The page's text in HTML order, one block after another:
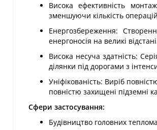
Висока ефективність
зменшуючи кількість
Енергозбереження:
енергоносія на великі
Висока несуча здатність:
ділянки під дорогами з
Уніфікованість: Виріб
повністю захищені підземні
Сфери застосування:
Будівництво головних